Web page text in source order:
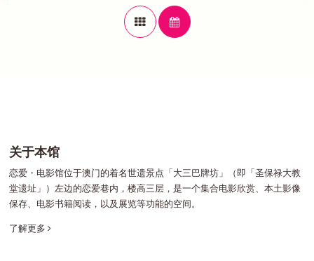
关于本馆
恋爱・电影馆位于澳门的着名世遗景点「大三巴牌坊」（即「圣保禄大教
堂遗址」）左边的恋爱巷内，楼高三层，是一个集合电影欣赏、本土影像
保存、电影书籍阅读，以及展览等功能的空间。
了解更多